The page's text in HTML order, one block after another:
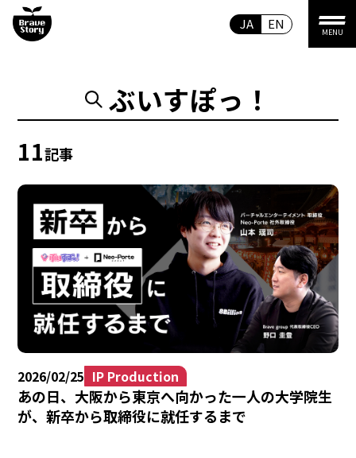
EN
JA
MENU
ぶいすぽっ！
11記事
2026/02/25 IP Production
あの日、大阪から東京へ向かった一人の大学院生
が、新卒から取締役に就任するまで